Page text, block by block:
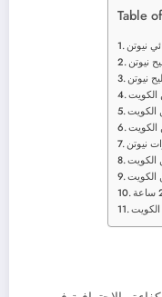
Table
نيوتن
نيوتن
نيوتن
الكويت
الكويت
الكويت
نيوتن
الكويت
الكويت